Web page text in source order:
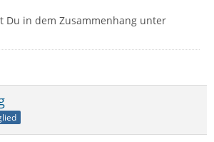
Du in dem Zusammenhang unter